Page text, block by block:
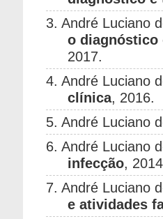
3. André Luciano
o diagnóstico
2017.
4. André Luciano
clínica, 2016.
5. André Luciano
6. André Luciano
infecção,
7. André Luciano
e atividades